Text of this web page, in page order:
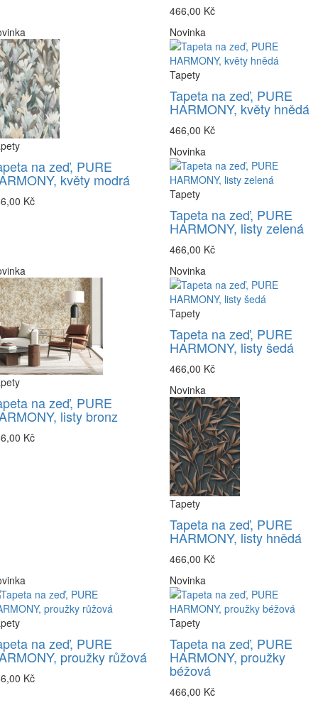
466,00 Kč
na zeď, PURE
květy modrá
Kč
Novinka
Tapety
Tapeta na zeď, PURE
HARMONY, květy hnědá
466,00 Kč
Novinka
Tapety
Tapeta na zeď, PURE
HARMONY, listy zelená
466,00 Kč
na zeď, PURE
listy bronz
Kč
Novinka
Tapety
Tapeta na zeď, PURE
HARMONY, listy šedá
466,00 Kč
Novinka
Tapety
Tapeta na zeď, PURE
HARMONY, listy hnědá
466,00 Kč
na zeď, PURE
proužky růžová
Kč
Novinka
Tapety
Tapeta na zeď, PURE
HARMONY, proužky
béžová
466,00 Kč